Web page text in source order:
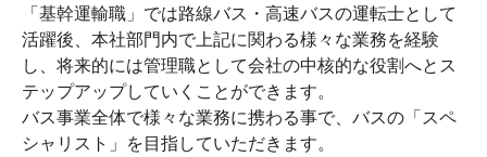
「基幹運輸職」では路線バス・高速バスの運転士として
活躍後、本社部門内で上記に関わる様々な業務を経験
し、将来的には管理職として会社の中核的な役割へとス
テップアップしていくことができます。
バス事業全体で様々な業務に携わる事で、バスの「スペ
シャリスト」を目指していただきます。